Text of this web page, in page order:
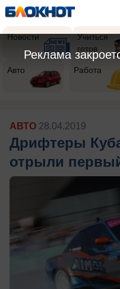
Новости
Учиться
готов
Авто Работа
АВТО 28.04.2019
Дрифтеры
отрыли
Реклама